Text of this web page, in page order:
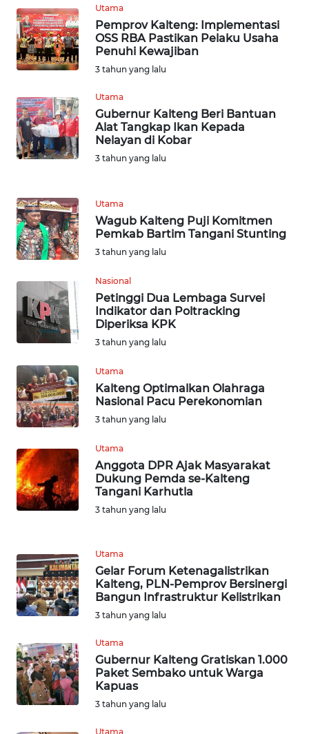
Utama
Pemprov Kalteng: Implementasi
OSS RBA Pastikan Pelaku Usaha
Penuhi Kewajiban
3 tahun yang lalu
Utama
Gubernur Kalteng Beri Bantuan
Alat Tangkap Ikan Kepada
Nelayan di Kobar
3 tahun yang lalu
Utama
Wagub Kalteng Puji Komitmen
Pemkab Bartim Tangani Stunting
3 tahun yang lalu
Nasional
Petinggi Dua Lembaga Survei
Indikator dan Poltracking
Diperiksa KPK
3 tahun yang lalu
Utama
Kalteng Optimalkan Olahraga
Nasional Pacu Perekonomian
3 tahun yang lalu
Utama
Anggota DPR Ajak Masyarakat
Dukung Pemda se-Kalteng
Tangani Karhutla
3 tahun yang lalu
Utama
Gelar Forum Ketenagalistrikan
Kalteng, PLN-Pemprov Bersinergi
Bangun Infrastruktur Kelistrikan
3 tahun yang lalu
Utama
Gubernur Kalteng Gratiskan 1.000
Paket Sembako untuk Warga
Kapuas
3 tahun yang lalu
Utama
WN
JAKARTA
WN
WN
BANTEN
WN
KEPRI
PAPUA
WN
PAPUA
WN
RIAU
SERAMBI
WN
JAMBI
SULTRA
WN
NTB
WN
SULTENG
WN